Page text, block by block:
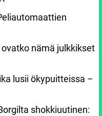
nämä julkkikset
lusii ökypuitteissa –
shokkiuutinen: